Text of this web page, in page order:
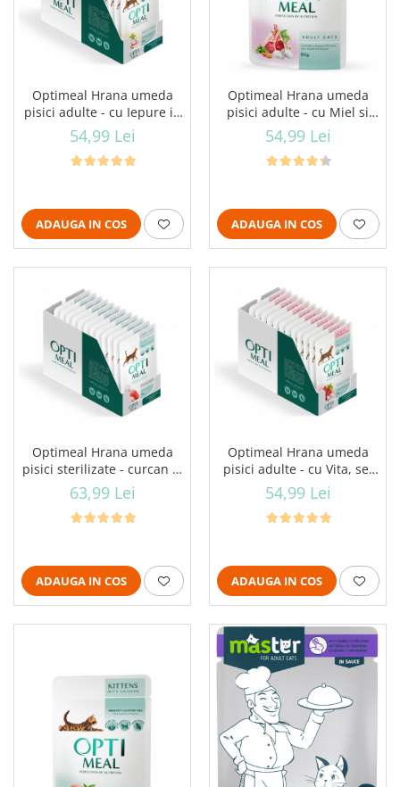
Optimeal Hrana umeda
pisici adulte - cu Iepure in
sos alb, set 12*0,085kg
54,99 Lei
ADAUGA IN COS
Optimeal Hrana umeda
pisici adulte - cu Miel si
legume in jeleu, set
12*0,085kg
54,99 Lei
ADAUGA IN COS
Optimeal Hrana umeda
pisici sterilizate - curcan si
pui in sos, set 12*0,085kg
63,99 Lei
ADAUGA IN COS
Optimeal Hrana umeda
pisici adulte - cu Vita, set
12*0,085kg
54,99 Lei
ADAUGA IN COS